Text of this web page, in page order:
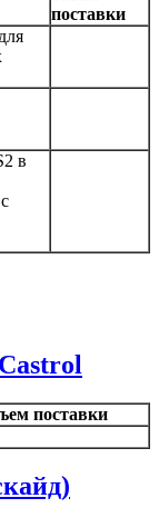
поставки
в
поставки